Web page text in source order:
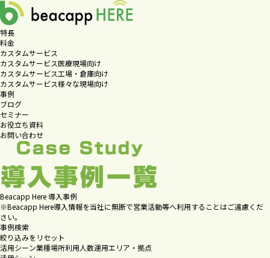
特長
料金
カスタムサービス
カスタムサービス医療現場向け
カスタムサービス工場・倉庫向け
カスタムサービス様々な現場向け
事例
ブログ
セミナー
お役立ち資料
お問い合わせ
Beacapp Here 導入事例
※Beacapp Here導入情報を当社に無断で営業活動等へ利用することはご遠慮くだ
さい。
事例検索
絞り込みをリセット
活用シーン業種場所利用人数運用エリア・拠点